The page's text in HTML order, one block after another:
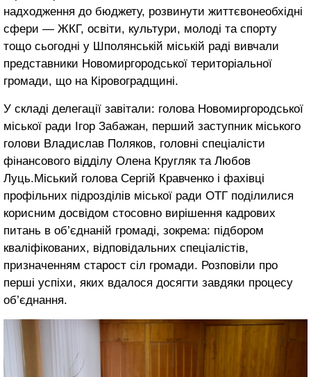
надходження до бюджету, розвинути життєвонеобхідні
сфери — ЖКГ, освіти, культури, молоді та спорту
тощо сьогодні у Шполянській міській раді вивчали
представники Новомиргородської територіальної
громади, що на Кіровоградщині.
У складі делегації завітали: голова Новомиргородської
міської ради Ігор Забажан, перший заступник міського
голови Владислав Поляков, головні спеціалісти
фінансового відділу Олена Кругляк та Любов
Луць.Міський голова Сергій Кравченко і фахівці
профільних підрозділів міської ради ОТГ поділилися
корисним досвідом стосовно вирішення кадрових
питань в об’єднаній громаді, зокрема: підбором
кваліфікованих, відповідальних спеціалістів,
призначенням старост сіл громади. Розповіли про
перші успіхи, яких вдалося досягти завдяки процесу
об’єднання.